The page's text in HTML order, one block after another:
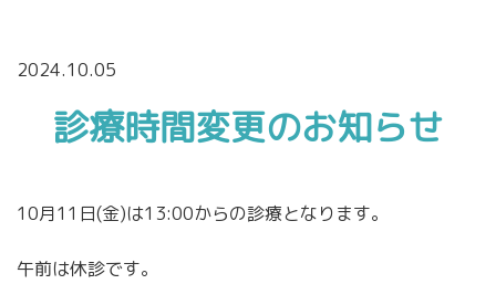
2024.10.05
診療時間変更のお知らせ
10月11日(金)は13:00からの診療となります。
午前は休診です。